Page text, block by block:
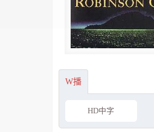
W播
HD中字